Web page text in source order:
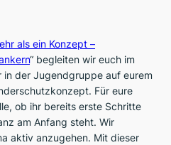
als ein Konzept –
“ begleiten wir euch im
der Jugendgruppe auf eurem
Für eure
ob ihr bereits erste Schritte
am Anfang steht. Wir
aktiv anzugehen. Mit dieser